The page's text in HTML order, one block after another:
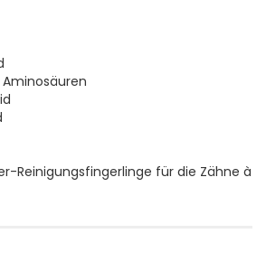
Reinigungsfingerlinge für die Zähne à